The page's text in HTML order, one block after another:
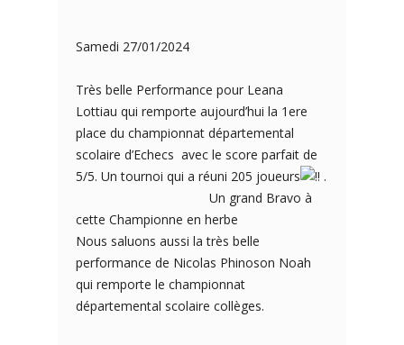
Samedi 27/01/2024
Très belle Performance pour Leana
Lottiau qui remporte aujourd’hui la 1ere
place du championnat départemental
scolaire d’Echecs avec le score parfait de
5/5. Un tournoi qui a réuni 205 joueurs
.
Un grand Bravo à
cette Championne en herbe
Nous saluons aussi la très belle
performance de Nicolas Phinoson Noah
qui remporte le championnat
départemental scolaire collèges.